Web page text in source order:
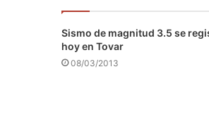
Sismo de magnitud 3.5 se
hoy en Tovar
08/03/2013